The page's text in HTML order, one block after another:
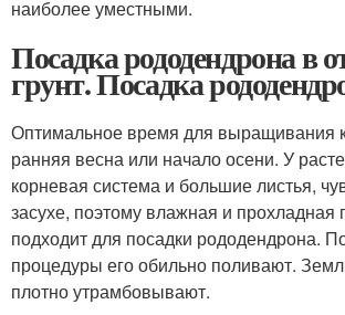
наиболее уместными.
Посадка рододендрона в
грунт. Посадка
Оптимальное время для выращивания
ранняя весна или начало осени. У
корневая система и большие листья,
засухе, поэтому влажная и прохладная
подходит для посадки рододендрона.
процедуры его обильно поливают.
плотно утрамбовывают.